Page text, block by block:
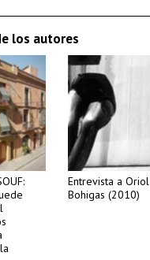
los autores
Entrevista a Oriol
Bohigas (2010)